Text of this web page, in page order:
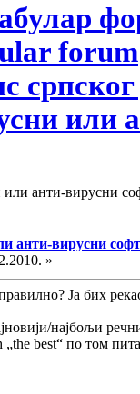
forum
српског
или
анти-вирусни
анти-вирусни
»
Ја бих
најбољи
„the best“ по том